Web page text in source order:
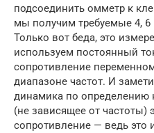
подсоединить омметр к
мы получим требуемые 4, 6
Только вот беда, это
используем постоянный
сопротивление
диапазоне частот. И
динамика по определению
(не зависящее от частоты)
сопротивление — ведь это